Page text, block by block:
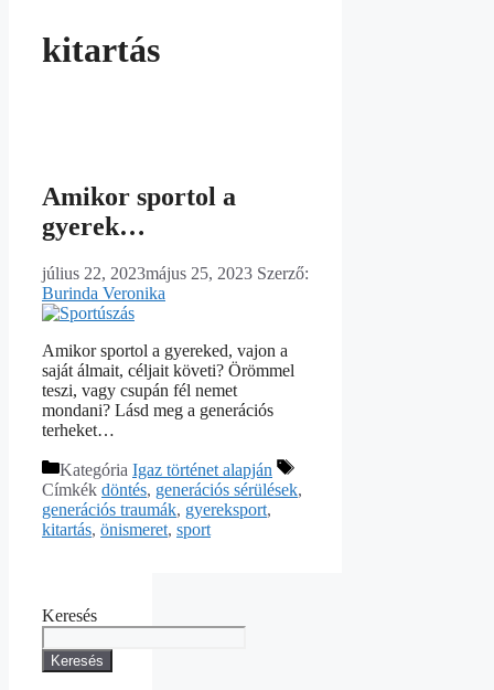
kitartás
Amikor sportol a
gyerek…
július 22, 2023május 25, 2023 Szerző:
Burinda Veronika
Amikor sportol a gyereked, vajon a
saját álmait, céljait követi? Örömmel
teszi, vagy csupán fél nemet
mondani? Lásd meg a generációs
terheket…
Kategória Igaz történet alapján
Címkék döntés, generációs sérülések,
generációs traumák, gyereksport,
kitartás, önismeret, sport
Keresés
Keresés